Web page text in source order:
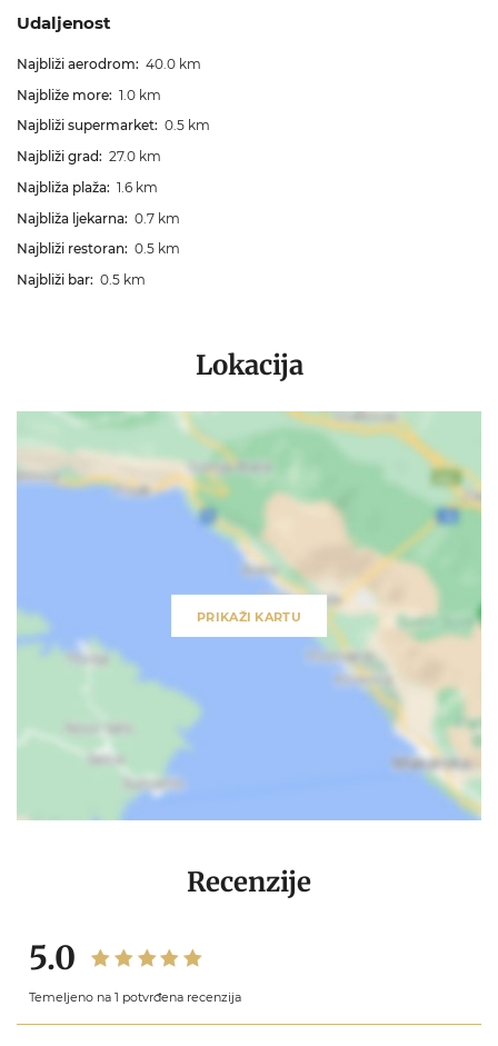
Udaljenost
Najbliži aerodrom: 40.0 km
Najbliže more: 1.0 km
Najbliži supermarket: 0.5 km
Najbliži grad: 27.0 km
Najbliža plaža: 1.6 km
Najbliža ljekarna: 0.7 km
Najbliži restoran: 0.5 km
Najbliži bar: 0.5 km
Lokacija
PRIKAŽI KARTU
Recenzije
5.0
Temeljeno na 1 potvrđena recenzija